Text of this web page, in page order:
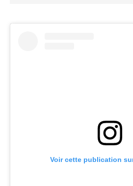
Voir cette publication